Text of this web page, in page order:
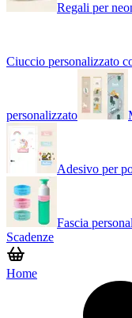
Regali per
Ciuccio personalizzato
personalizzato
Adesivo per
Fascia
Scadenze
Home